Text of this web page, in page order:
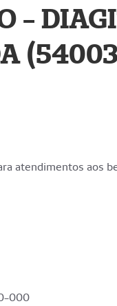
-
atendimentos aos
000